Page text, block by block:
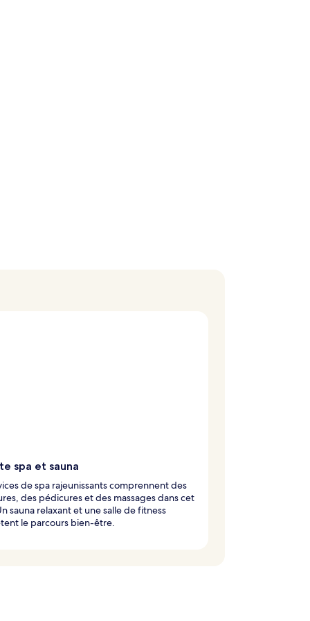
spa et sauna
de spa rajeunissants comprennent des
des pédicures et des massages dans cet
sauna relaxant et une salle de fitness
le parcours bien-être.